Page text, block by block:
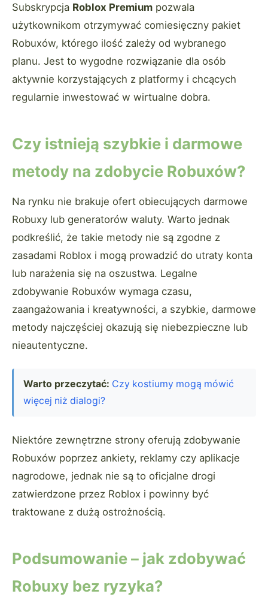
Subskrypcja Roblox Premium pozwala
użytkownikom otrzymywać comiesięczny pakiet
Robuxów, którego ilość zależy od wybranego
planu. Jest to wygodne rozwiązanie dla osób
aktywnie korzystających z platformy i chcących
regularnie inwestować w wirtualne dobra.
Czy istnieją szybkie i darmowe
metody na zdobycie Robuxów?
Na rynku nie brakuje ofert obiecujących darmowe
Robuxy lub generatorów waluty. Warto jednak
podkreślić, że takie metody nie są zgodne z
zasadami Roblox i mogą prowadzić do utraty konta
lub narażenia się na oszustwa. Legalne
zdobywanie Robuxów wymaga czasu,
zaangażowania i kreatywności, a szybkie, darmowe
metody najczęściej okazują się niebezpieczne lub
nieautentyczne.
Warto przeczytać: Czy kostiumy mogą mówić
więcej niż dialogi?
Niektóre zewnętrzne strony oferują zdobywanie
Robuxów poprzez ankiety, reklamy czy aplikacje
nagrodowe, jednak nie są to oficjalne drogi
zatwierdzone przez Roblox i powinny być
traktowane z dużą ostrożnością.
Podsumowanie – jak zdobywać
Robuxy bez ryzyka?